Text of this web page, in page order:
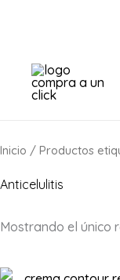
contenido
Inicio / Productos
Anticelulitis
Mostrando el único